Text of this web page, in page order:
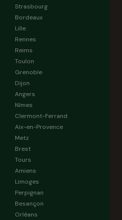
Strasbourg
Bordeaux
Lille
Rennes
Reims
Toulon
Grenoble
Dijon
Angers
Nîmes
Clermont-Ferrand
Aix-en-Provence
Metz
Brest
Tours
Amiens
Limoges
Perpignan
Besançon
Orléans